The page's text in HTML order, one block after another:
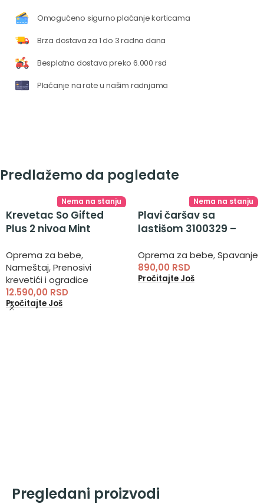
Omogućeno sigurno plaćanje karticama
Brza dostava za 1 do 3 radna dana
Besplatna dostava preko 6.000 rsd
Plaćanje na rate u našim radnjama
Predlažemo da pogledate
Nema na stanju
Krevetac So Gifted
Plus 2 nivoa Mint
Oprema za bebe,
Nameštaj,Prenosivi
krevetići i ogradice
12.590,00 RSD
Pročitajte Još
Nema na stanju
Plavi čaršav sa
lastišom 3100329 –
Oprema za bebe,Spavanje
890,00 RSD
Pročitajte Još
Pregledani proizvodi